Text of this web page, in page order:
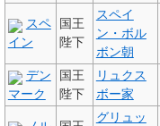
スペ
イン
国王
陛下
スペイ
ン・ボル
ボン朝
デン
マーク
国王
陛下
リュクス
ボー家
グリュッ